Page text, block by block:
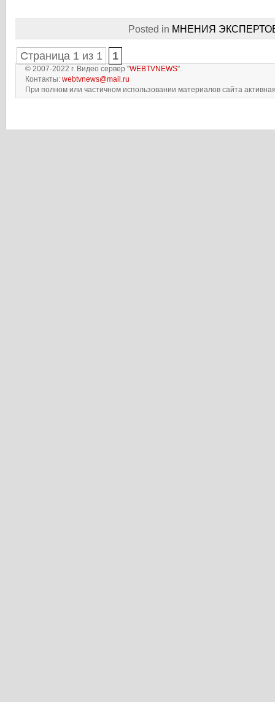
Posted in МНЕНИЯ
Страница 1 из 1 1
© 2007-2022 г. Видео сервер "WEBTVNEWS".
Контакты: webtvnews@mail.ru
При полном или частичном использовании материалов сайта